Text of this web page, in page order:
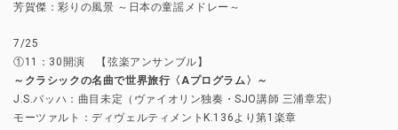
芳賀傑：彩りの風景 ～日本の童謡メドレー～
7/25
①11：30開演 【弦楽アンサンブル】
～クラシックの名曲で世界旅行〈Aプログラム〉～
J.S.バッハ：曲目未定（ヴァイオリン独奏・SJO講師 三浦章宏）
モーツァルト：ディヴェルティメントK.136より第1楽章